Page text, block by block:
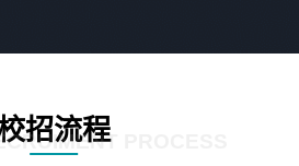
招流程 PROCESS